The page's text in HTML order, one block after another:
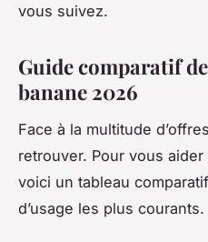
vous suivez.
Guide comparatif
banane 2026
Face à la multitude
retrouver. Pour vous
voici un tableau
d’usage les plus courants.